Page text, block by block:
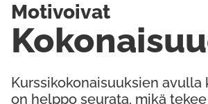
Kurssikokonaisuuksien
on helppo seurata, mikä
Motivoivat